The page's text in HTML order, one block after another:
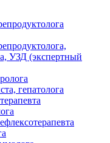
УЗД (экспертный
гепатолога